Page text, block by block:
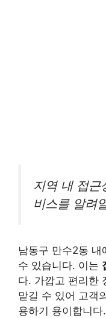
지역 내 접근
비스를 알려
남동구 만수2동
수 있습니다. 이는
다. 가깝고 편리한
맡길 수 있어 고객
용하기 용이합니다.